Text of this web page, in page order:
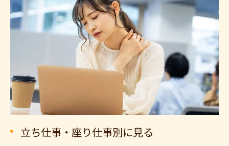
立ち仕事・座り仕事別に見る